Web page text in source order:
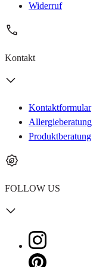
Widerruf
Kontakt
Kontaktformular
Allergieberatung
Produktberatung
FOLLOW US